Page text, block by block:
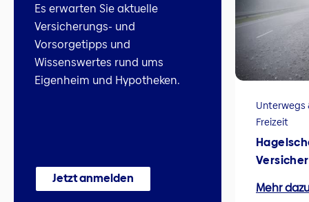
Es erwarten Sie aktuelle
Versicherungs- und
Vorsorgetipps und
Wissenswertes rund ums
Eigenheim und Hypotheken.
Jetzt anmelden
Unterwegs
Freizeit
Mehr